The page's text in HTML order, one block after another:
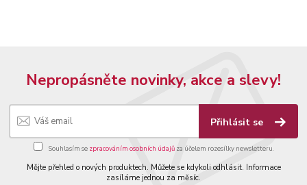
Nepropásněte novinky, akce a slevy!
Přihlásit se
Souhlasím se zpracováním osobních údajůza účelem rozesílky newsletteru.
Mějte přehled o nových produktech. Můžete se kdykoli odhlásit. Informace
zasíláme jednou za měsíc.